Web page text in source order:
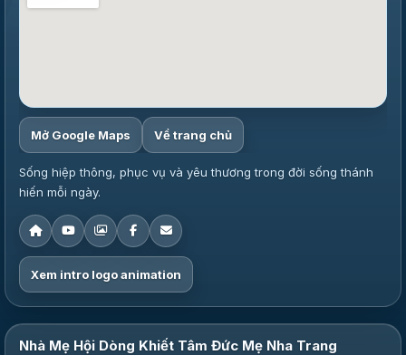
Mở Google Maps Về trang chủ
Sống hiệp thông, phục vụ và yêu thương trong đời sống thánh
hiến mỗi ngày.
Xem intro logo animation
Nhà Mẹ Hội Dòng Khiết Tâm Đức Mẹ Nha Trang